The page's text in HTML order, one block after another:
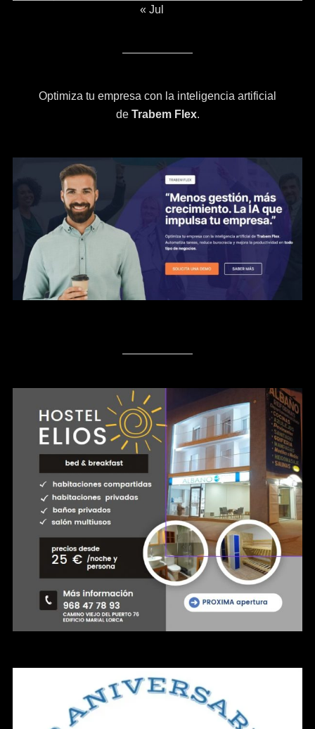
« Jul
Optimiza tu empresa con la inteligencia artificial
de Trabem Flex.